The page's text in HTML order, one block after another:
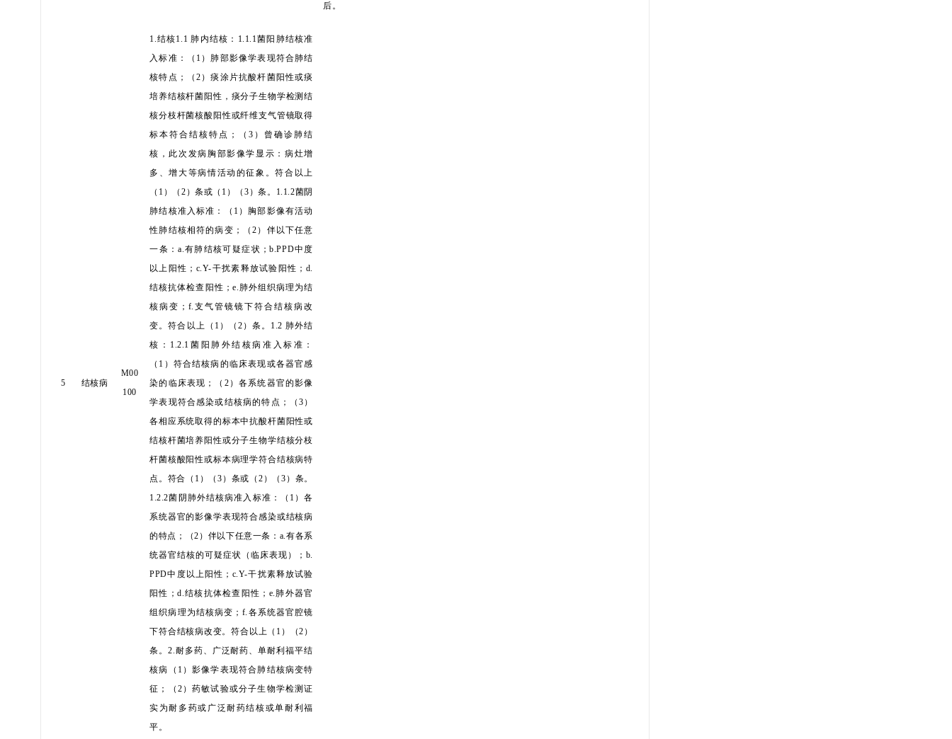
后。
5 结核病
M00
100
1.结核1.1 肺内结核：1.1.1菌阳肺结核准
入标准：
（ 1）肺部影像学表现符合肺结
核特点；
（2）痰涂片抗酸杆菌阳性或痰
培养结核杆菌阳性，痰分子生物学检测结
核分枝杆菌核酸阳性或纤维支气管镜取得
标本符合结核特点；
（3）曾确诊肺结
核，此次发病胸部影像学显示：病灶增
多、增大等病情活动的征象。符合以上
（ 1）（2）条或（1）（3）条。 1.1.2菌阴
肺结核准入标准：
（ 1）胸部影像有活动
性肺结核相符的病变；
（2）伴以下任意
一条：a.有肺结核可疑症状；b.PPD中度
以上阳性；c.Y-干扰素释放试验阳性；d.
结核抗体检查阳性；e.肺外组织病理为结
核病变；f.支气管镜镜下符合结核病改
变。符合以上（ 1）（2）条。 1.2 肺外结
核：1.2.1菌阳肺外结核病准入标准：
（ 1）符合结核病的临床表现或各器官感
染的临床表现；
（ 2）各系统器官的影像
学表现符合感染或结核病的特点；
（3）
各相应系统取得的标本中抗酸杆菌阳性或
结核杆菌培养阳性或分子生物学结核分枝
杆菌核酸阳性或标本病理学符合结核病特
点。 符合（ 1）（3）条或（2）（3）条。
1.2.2菌阴肺外结核病准入标准：
（ 1）各
系统器官的影像学表现符合感染或结核病
的特点；
（2）伴以下任意一条： a.有各系
统器官结核的可疑症状（临床表现）；b.
PPD中度以上阳性；c.Y-干扰素释放试验
阳性；d.结核抗体检查阳性；e.肺外器官
组织病理为结核病变；f.各系统器官腔镜
下符合结核病改变。符合以上（ 1）（2）
条。2.耐多药、广泛耐药、单耐利福平结
核病
（ 1）影像学表现符合肺结核病变特
征；
（ 2）药敏试验或分子生物学检测证
实为耐多药或广泛耐药结核或单耐利福
平。